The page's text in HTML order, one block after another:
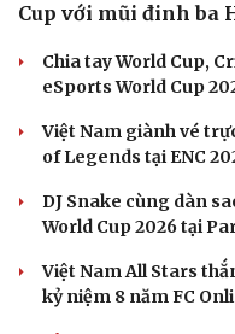
Văn hóa
Văn học
Âm nhạc
Di sản
Cup với mũi đinh ba
Chia tay World Cup,
eSports World Cup
Việt Nam giành vé
of Legends tại ENC
DJ Snake cùng dàn
World Cup 2026 tại
Việt Nam All Stars
kỷ niệm 8 năm FC